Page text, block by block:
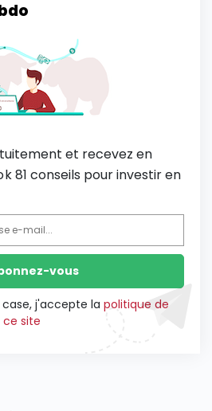
et recevez en
81 conseils pour investir en
j'accepte la politique de
site